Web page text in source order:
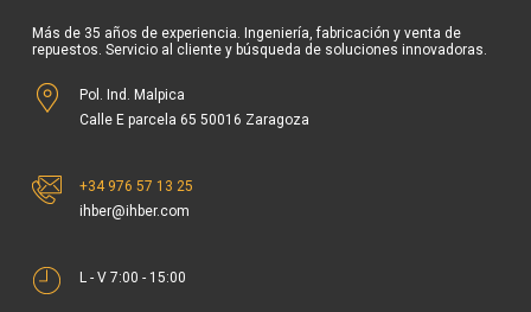
Más de 35 años de experiencia. Ingeniería, fabricación y venta de
repuestos. Servicio al cliente y búsqueda de soluciones innovadoras.
Pol. Ind. Malpica
Calle E parcela 65 50016 Zaragoza
+34 976 57 13 25
ihber@ihber.com
L - V 7:00 - 15:00